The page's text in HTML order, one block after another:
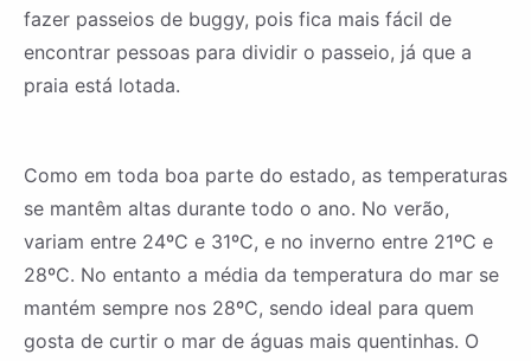
fazer passeios de buggy, pois fica mais fácil de
encontrar pessoas para dividir o passeio, já que a
praia está lotada.
Como em toda boa parte do estado, as temperaturas
se mantêm altas durante todo o ano. No verão,
variam entre 24ºC e 31ºC, e no inverno entre 21ºC e
28ºC. No entanto a média da temperatura do mar se
mantém sempre nos 28ºC, sendo ideal para quem
gosta de curtir o mar de águas mais quentinhas. O